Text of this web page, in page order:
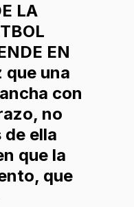
LA
EN
que una
con
no
ella
que la
que